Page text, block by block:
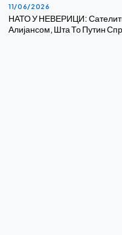
11/06/2026
НАТО У НЕВЕРИЦИ:
Алијансом, Шта То Путин